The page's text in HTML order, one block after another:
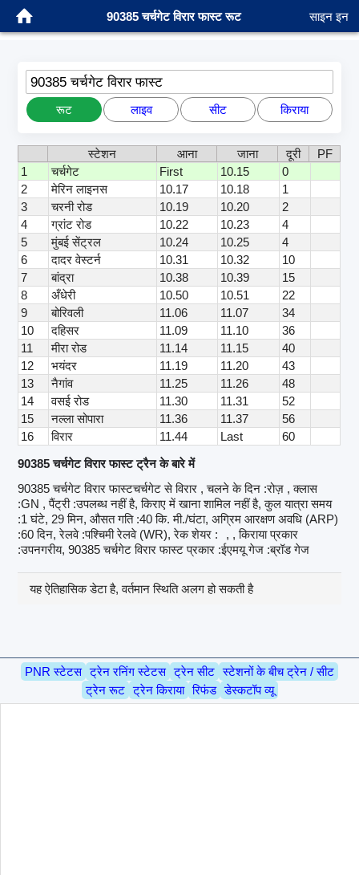
90385 चर्चगेट विरार फास्ट रूट साइन इन
90385 चर्चगेट विरार फास्ट
रूट लाइव सीट किराया
स्टेशन आना जाना दूरी
PF
1
चर्चगेट First 10.15
0
2
मेरिन लाइनस 10.17 10.18
1
3
चरनी रोड 10.19 10.20
2
4
ग्रांट रोड 10.22 10.23
4
5
मुंबई सेंट्रल 10.24 10.25
4
6
दादर वेस्टर्न 10.31 10.32
10
7
बांद्रा 10.38 10.39
15
8
अँधेरी 10.50 10.51
22
9
बोरिवली 11.06 11.07
34
10
दहिसर 11.09 11.10
36
11
मीरा रोड 11.14 11.15
40
12
भयंदर 11.19 11.20
43
13
नैगांव 11.25 11.26
48
14
वसई रोड 11.30 11.31
52
15
नल्ला सोपारा 11.36 11.37
56
16
विरार 11.44 Last
60
90385 चर्चगेट विरार फास्ट ट्रैन के बारे में
90385 चर्चगेट विरार फास्टचर्चगेट से विरार , चलने के दिन :रोज़ , क्लास
:GN , पैंट्री :उपलब्ध नहीं है, किराए में खाना शामिल नहीं है, कुल यात्रा समय
:1 घंटे, 29 मिन, औसत गति :40 कि. मी./घंटा, अग्रिम आरक्षण अवधि (ARP)
:60 दिन, रेलवे :पश्चिमी रेलवे (WR), रेक शेयर :
, , किराया प्रकार
:उपनगरीय, 90385 चर्चगेट विरार फास्ट प्रकार :ईएमयू गेज :ब्रॉड गेज
यह ऐतिहासिक डेटा है, वर्तमान स्थिति अलग हो सकती है
PNR स्टेटस ट्रेन रनिंग स्टेटस ट्रेन सीट स्टेशनों के बीच ट्रेन / सीट
ट्रेन रूट ट्रेन किराया रिफंड डेस्कटॉप व्यू